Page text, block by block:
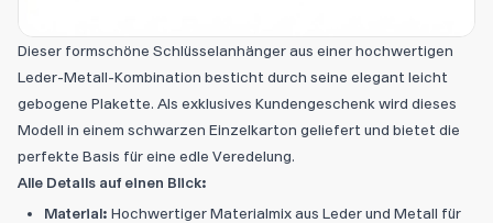
Dieser formschöne Schlüsselanhänger aus einer hochwertigen
Leder-Metall-Kombination besticht durch seine elegant leicht
gebogene Plakette. Als exklusives Kundengeschenk wird dieses
Modell in einem schwarzen Einzelkarton geliefert und bietet die
perfekte Basis für eine edle Veredelung.
Alle Details auf einen Blick:
Material: Hochwertiger Materialmix aus Leder und Metall für